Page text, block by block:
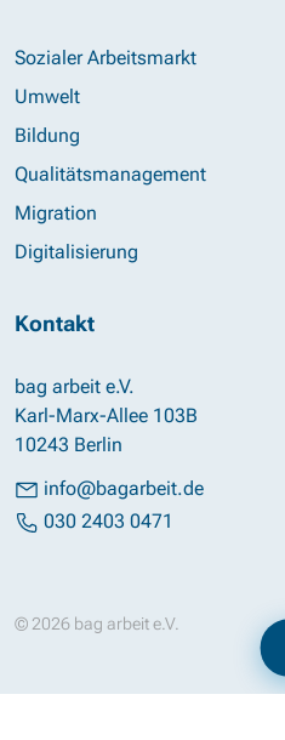
Sozialer Arbeitsmarkt
Umwelt
Bildung
Qualitätsmanagement
Migration
Digitalisierung
Kontakt
bag arbeit e.V.
Karl-Marx-Allee 103B
10243 Berlin
info@bagarbeit.de
030 2403 0471
© 2026 bag arbeit e.V.